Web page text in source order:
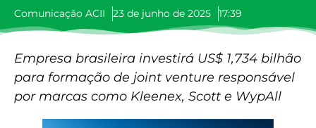
Comunicação ACII 23 de junho de 2025 17:39
Empresa brasileira investirá US$ 1,734 bilhão
para formação de joint venture responsável
por marcas como Kleenex, Scott e WypAll